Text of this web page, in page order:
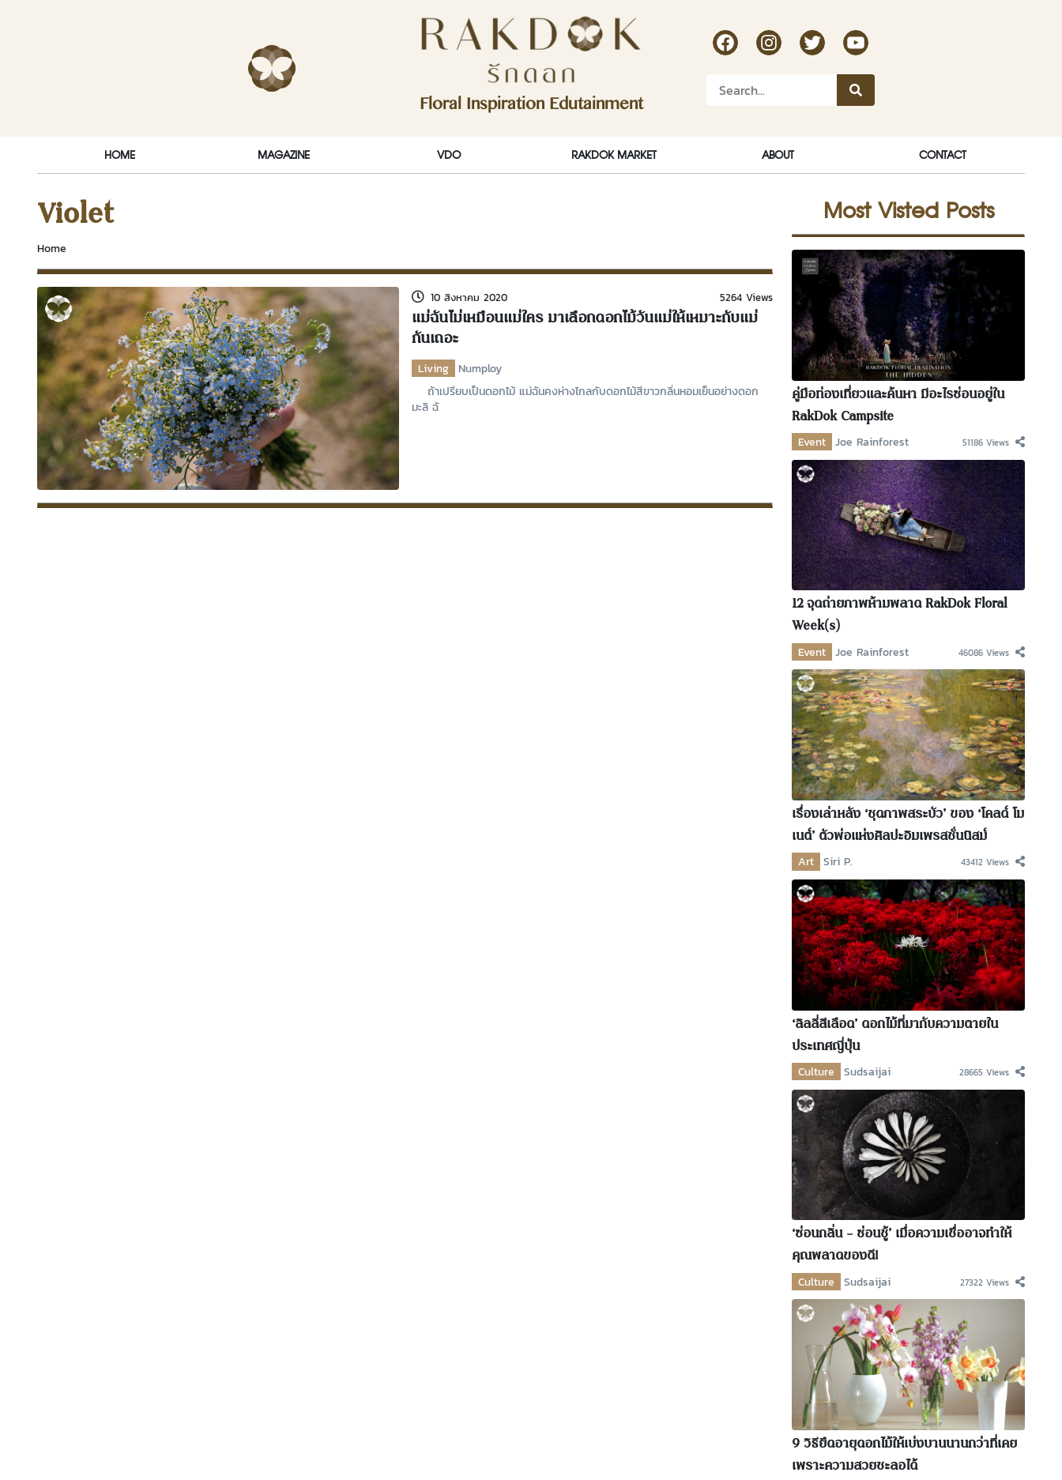
Floral Inspiration Edutainment
RakDok Channel Facebook
RakDok Channel Instagram
RakDok TwitterRakdok Channel Youtube
HOME MAGAZINE VDO RAKDOK MARKET ABOUT CONTACT
Violet
Home
10 สิงหาคม 2020 5264 Views
แม่ฉันไม่เหมือนแม่ใคร มาเลือกดอกไม้วันแม่ให้เหมาะกับแม่
กันเถอะ
Living
Numploy
ถ้าเปรียบเป็นดอกไม้ แม่ฉันคงห่างไกลกับดอกไม้สีขาวกลิ่นหอมเย็นอย่างดอก
มะลิ ฉั
Most Visted Posts
คู่มือท่องเที่ยวและค้นหา มีอะไรซ่อนอยู่ใน
RakDok Campsite
Event Joe Rainforest 51186 Views
12 จุดถ่ายภาพห้ามพลาด RakDok Floral
Week(s)
Event Joe Rainforest 46086 Views
เรื่องเล่าหลัง ‘ชุดภาพสระบัว’ ของ ‘โคลด์ โม
เนต์’ ตัวพ่อแห่งศิลปะอิมเพรสชั่นนิสม์
Art Siri P. 43412 Views
‘ลิลลี่สีเลือด’ ดอกไม้ที่มากับความตายใน
ประเทศญี่ปุ่น
Culture Sudsaijai 28665 Views
‘ซ่อนกลิ่น – ซ่อนชู้’ เมื่อความเชื่ออาจทำให้
คุณพลาดของดี!
Culture Sudsaijai 27322 Views
9 วิธียืดอายุดอกไม้ให้เบ่งบานนานกว่าที่เคย
เพราะความสวยชะลอได้